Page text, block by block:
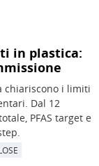
in plastica:
chiariscono i limiti
Dal 12
PFAS target e